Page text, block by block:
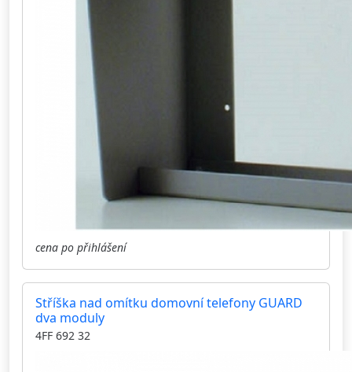
cena po přihlášení
Stříška nad omítku domovní telefony GUARD
dva moduly
4FF 692 32